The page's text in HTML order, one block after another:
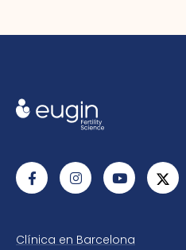
Clínica en Barcelona